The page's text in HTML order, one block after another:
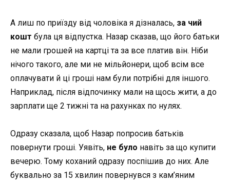
А лиш по приїзду від чоловіка я дізналась, за чий
кошт була ця відпустка. Назар сказав, що його батьки
не мали грошей на картці та за все платив він. Ніби
нічого такого, але ми не мільйонери, щоб всім все
оплачувати й ці гроші нам були потрібні для іншого.
Наприклад, після відпочинку мали на щось жити, а до
зарплати ще 2 тижні та на рахунках по нулях.
Одразу сказала, щоб Назар попросив батьків
повернути гроші. Уявіть, не було навіть за що купити
вечерю. Тому коханий одразу поспішив до них. Але
буквально за 15 хвилин повернувся з кам’яним